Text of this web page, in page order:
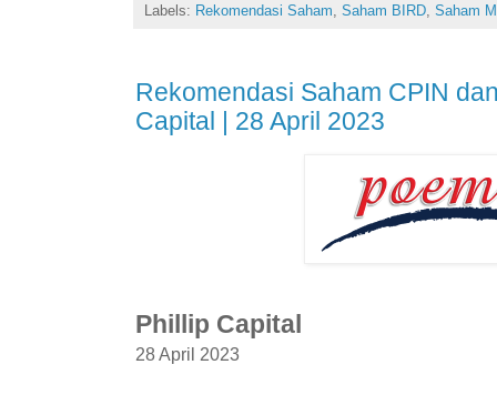
Labels: Rekomendasi Saham Saham BIRD Saham
Rekomendasi Saham CPIN
Capital | 28 April 2023
Phillip Capital
28 April 2023